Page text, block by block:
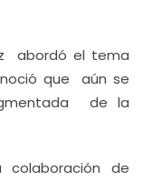
abordó el tema
que aún se
de la
de